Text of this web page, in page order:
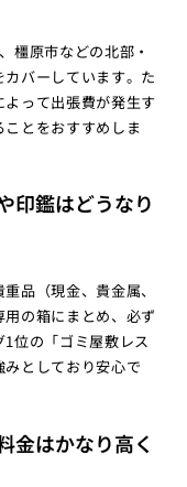
橿原市などの北部・
バーしています。た
って出張費が発生す
とをおすすめしま
印鑑はどうなり
品（現金、貴金属、
の箱にまとめ、必ず
位の「ゴミ屋敷レス
としており安心で
金はかなり高く